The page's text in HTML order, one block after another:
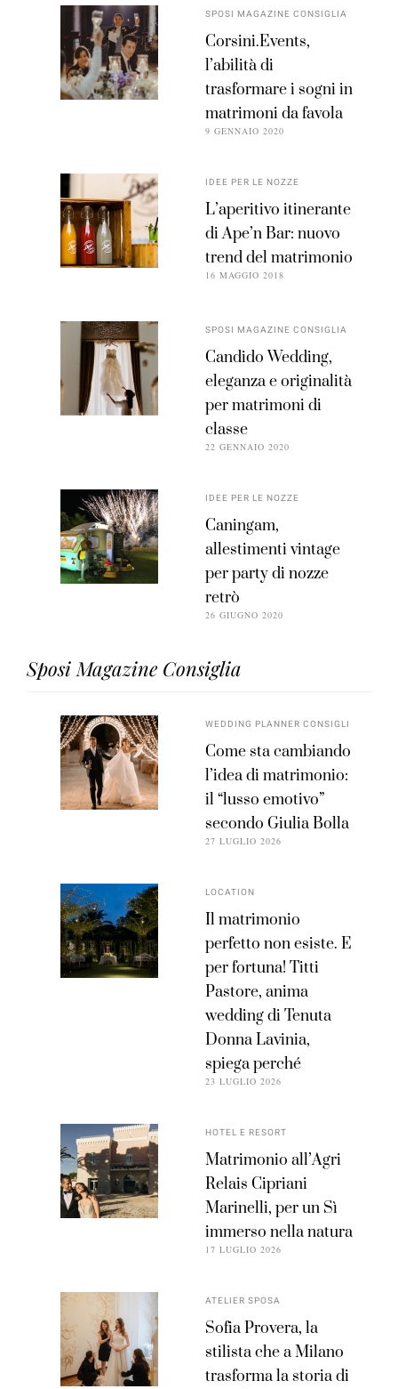
SPOSI MAGAZINE CONSIGLIA
Corsini.Events,
l’abilità di
trasformare i sogni in
matrimoni da favola
9 GENNAIO 2020
IDEE PER LE NOZZE
L’aperitivo itinerante
di Ape’n Bar: nuovo
trend del matrimonio
16 MAGGIO 2018
SPOSI MAGAZINE CONSIGLIA
Candido Wedding,
eleganza e originalità
per matrimoni di
classe
22 GENNAIO 2020
IDEE PER LE NOZZE
Caningam,
allestimenti vintage
per party di nozze
retrò
26 GIUGNO 2020
Sposi Magazine Consiglia
WEDDING PLANNER CONSIGLI
Come sta cambiando
l’idea di matrimonio:
il “lusso emotivo”
secondo Giulia Bolla
27 LUGLIO 2026
LOCATION
Il matrimonio
perfetto non esiste. E
per fortuna! Titti
Pastore, anima
wedding di Tenuta
Donna Lavinia,
spiega perché
23 LUGLIO 2026
HOTEL E RESORT
Matrimonio all’Agri
Relais Cipriani
Marinelli, per un Sì
immerso nella natura
17 LUGLIO 2026
ATELIER SPOSA
Sofia Provera, la
stilista che a Milano
trasforma la storia di